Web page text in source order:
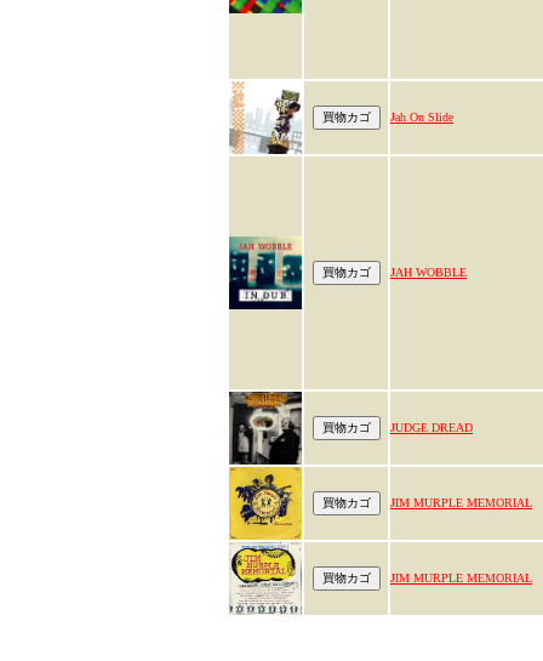
Jah On Slide
JAH WOBBLE
JUDGE DREAD
JIM MURPLE MEMORIAL
JIM MURPLE MEMORIAL